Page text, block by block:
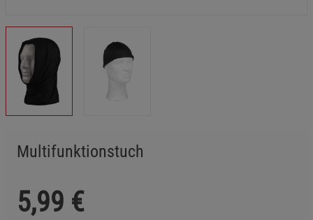
Multifunktionstuch
5,99 €